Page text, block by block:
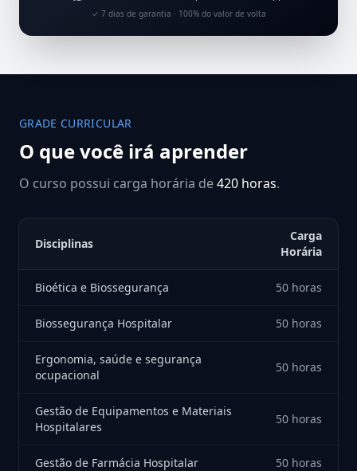
✓ 7 dias de garantia · 100% do valor de volta
GRADE CURRICULAR
O que você irá aprender
O curso possui carga horária de420 horas.
Disciplinas
Carga
Horária
Bioética e Biossegurança 50 horas
Biossegurança Hospitalar 50 horas
Ergonomia, saúde e segurança
ocupacional
50 horas
Gestão de Equipamentos e Materiais
Hospitalares
50 horas
Gestão de Farmácia Hospitalar 50 horas